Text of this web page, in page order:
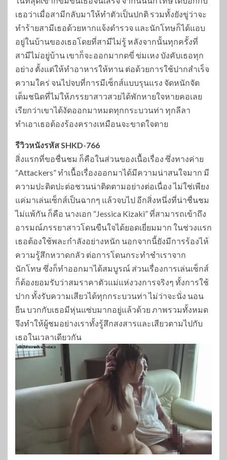
เธอว่าเมื่อสามีกลับมาให้ทำตัวเป็นปกติ รวมทั้งยังขู่ว่าจะ
ทำร้ายสามีเธอด้วยหากแจ้งตำรวจ และนักโทษก็ได้แอบ
อยู่ในบ้านของเธอโดยที่สามีไม่รู้ หลังจากนั้นทุกครั้งที่
สามีไม่อยู่บ้าน เขาก็จะออกมากดขี่ ข่มเหง บังคับเธอทุก
อย่าง ตั้งแต่ให้ทำอาหารให้ทาน ต่อด้วยการใช้ปากสำเร็จ
ความใคร่ จนไปจบที่การมีเซ็กส์แบบรุนแรง จัดหนักจัด
เต็มชนิดที่ไม่ให้ภรรยาสาวสวยได้พักหายใจหายคอเลย
เรียกว่าเขาได้งัดออกมาหมดทุกกระบวนท่า ทุกลีลา
ทำเอาเธอต้องร้องครางเหมือนจะขาดใจตาย
รีวิวหนังรหัสSHKD-766
สิ่งแรกที่ขอชื่นชม ก็คือในส่วนของเนื้อเรื่อง ซึ่งทางค่าย
“Attackers” ทำเนื้อเรื่องออกมาได้มีความน่าสนใจมาก มี
ความปะติดปะต่อชวนน่าติดตามอย่างต่อเนื่อง ไม่ใช่เพียง
แค่มาเล่นเซ็กส์เป็นฉากๆ แล้วจบไป อีกสิ่งหนึ่งที่น่าชื่นชม
ไม่แพ้กัน ก็คือ นางเอก “Jessica Kizaki” ที่สามารถเข้าถึง
อารมณ์ภรรยาสาวโดนขืนใจได้ยอดเยี่ยมมาก ในช่วงแรก
เธอต้องใช้พละกำลังอย่างหนัก นอกจากนี้ยังมีการร้องไห้
ความรู้สึกหวาดกลัว ต่อการโดนกระทำชำเราจาก
นักโทษ ซึ่งก็ทำออกมาได้สมบูรณ์ ส่วนเรื่องการเล่นเซ็กส์
ก็ต้องยอมรับว่าสมราคาตัวแม่แห่งวงการจริงๆ ทั้งการใช้
ปาก ทั้งรับความเสียวได้ทุกกระบวนท่า ไม่ว่าจะนั่ง นอน
ยืน บวกกับเธอมีหุ่นแซ่บมากอยู่แล้วด้วย ภาพรวมทั้งหมด
จึงทำให้ผู้ชมอย่างเราทั้งรู้สึกสงสารและเสียวตามไปกับ
เธอในเวลาเดียวกัน